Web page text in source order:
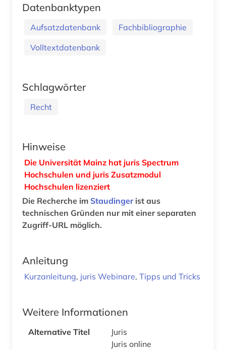
Datenbanktypen
Aufsatzdatenbank
Fachbibliographie
Volltextdatenbank
Schlagwörter
Recht
Hinweise
Die Universität Mainz hat juris Spectrum
Hochschulen und juris Zusatzmodul
Hochschulen lizenziert
Die Recherche im Staudingerist aus
technischen Gründen nur mit einer separaten
Zugriff-URL möglich.
Anleitung
Kurzanleitung, juris Webinare, Tipps und Tricks
Weitere Informationen
Alternative Titel
Juris
Juris online